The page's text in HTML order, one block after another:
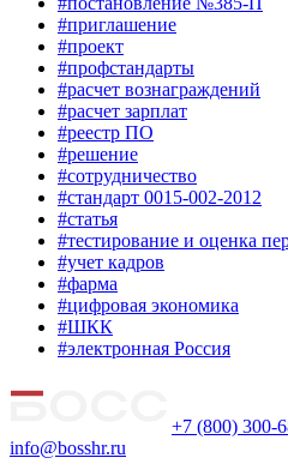
#приглашение
#проект
#профстандарты
#расчет вознаграждений
#расчет зарплат
#реестр ПО
#решение
#сотрудничество
#стандарт 0015-002-2012
#статья
#тестирование и оценка
#учет кадров
#фарма
#цифровая экономика
#ШКК
#электронная Россия
+7 (800) 300-
info@bosshr.ru